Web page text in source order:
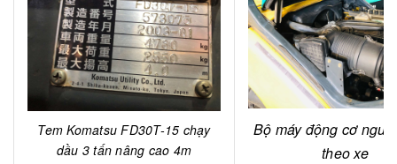
Tem Komatsu FD30T-15 chạy
dầu 3 tấn nâng cao 4m
Bộ máy động cơ
theo xe